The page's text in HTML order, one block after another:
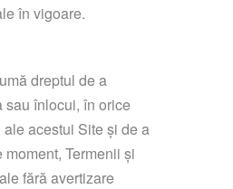
în vigoare.
dreptul de a
sau înlocui, în orice
acestui Site și de a
Termenii și
fără avertizare